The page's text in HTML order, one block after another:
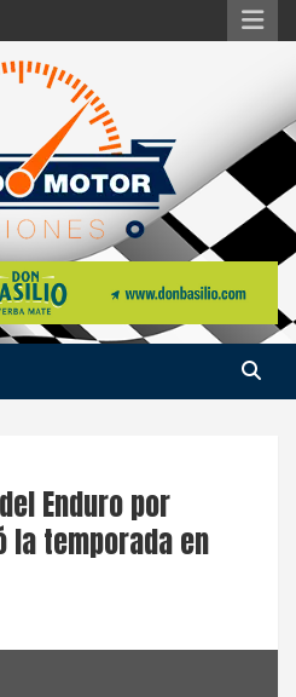
Enduro por
la temporada en